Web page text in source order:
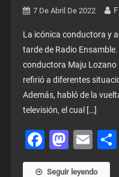
7 De Abril De 2022
La icónica conductora y
tarde de Radio
conductora Maju Lozano
refirió a diferentes
Además, habló de la
televisión, el cual […]
Facebook
Seguir leyendo